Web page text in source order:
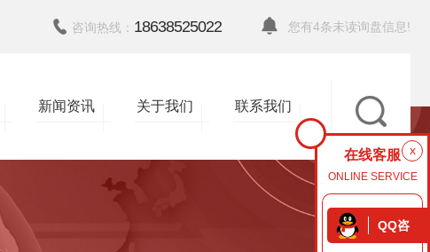
您有4条未读询盘信息!
咨询热线： 18638525022
新闻资讯 关于我们 联系我们
x
在线客服
ONLINE SERVICE
QQ咨
询